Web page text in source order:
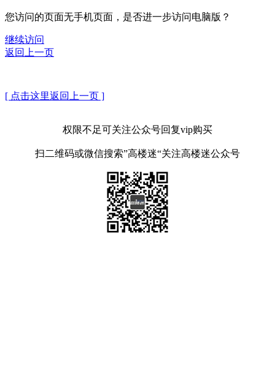
您访问的页面无手机页面，是否进一步访问电脑版？
继续访问
返回上一页
[ 点击这里返回上一页 ]
权限不足可关注公众号回复vip购买
扫二维码或微信搜索”高楼迷“关注高楼迷公众号